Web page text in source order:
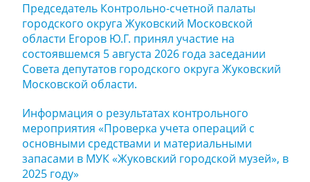
Председатель Контрольно-счетной палаты
городского округа Жуковский Московской
области Егоров Ю.Г. принял участие на
состоявшемся 5 августа 2026 года заседании
Совета депутатов городского округа Жуковский
Московской области.
Информация о результатах контрольного
мероприятия «Проверка учета операций с
основными средствами и материальными
запасами в МУК «Жуковский городской музей», в
2025 году»